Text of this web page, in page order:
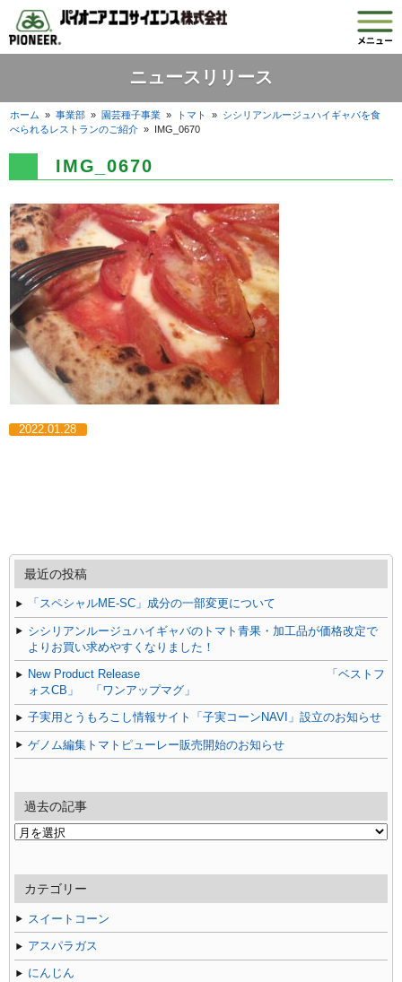
ニュースリリース
ホーム »事業部 »園芸種子事業 » トマト » シシリアンルージュハイギャバを食
べられるレストランのご紹介 » IMG_0670
IMG_0670
2022.01.28
最近の投稿
「スペシャルME-SC」成分の一部変更について
シシリアンルージュハイギャバのトマト青果・加工品が価格改定で
よりお買い求めやすくなりました！
New Product Release 「ベストフ
ォスCB」 「ワンアップマグ」
子実用とうもろこし情報サイト「子実コーンNAVI」設立のお知らせ
ゲノム編集トマトピューレー販売開始のお知らせ
過去の記事
過
記
事
カテゴリー
スイートコーン
アスパラガス
にんじん